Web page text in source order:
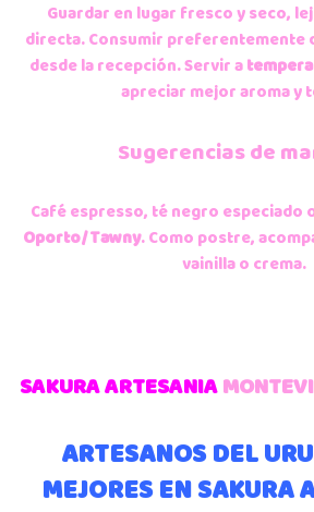
Guardar en lugar fresco y seco,
directa. Consumir preferentemente
desde la recepción. Servir a
apreciar mejor aroma y
Sugerencias de
Café espresso, té negro especiado
Oporto/Tawny. Como postre,
vainilla o crema.
SAKURA ARTESANIA
ARTESANOS DEL
MEJORES EN SAKURA